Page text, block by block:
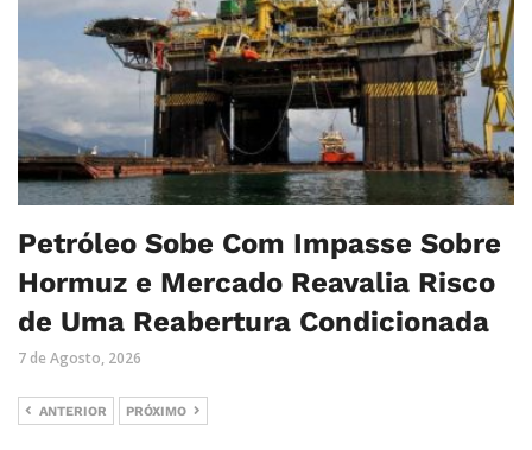
Petróleo Sobe Com Impasse Sobre
Hormuz e Mercado Reavalia Risco
de Uma Reabertura Condicionada
7 de Agosto, 2026
ANTERIOR PRÓXIMO